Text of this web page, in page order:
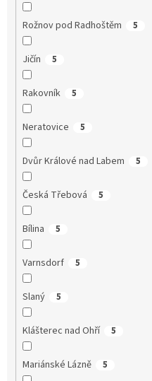
Rožnov pod Radhoštěm 5
Jičín 5
Rakovník 5
Neratovice 5
Dvůr Králové nad Labem 5
Česká Třebová 5
Bílina 5
Varnsdorf 5
Slaný 5
Klášterec nad Ohří 5
Mariánské Lázně 5